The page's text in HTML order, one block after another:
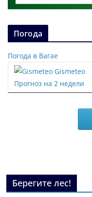
Погода
Погода в Вагае
Gismeteo
Прогноз на 2 недели
Берегите лес!